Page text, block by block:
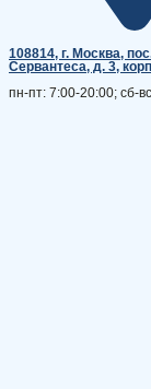
108814, г. Москва,
Сервантеса, д. 3,
пн-пт: 7:00-20:00; сб-